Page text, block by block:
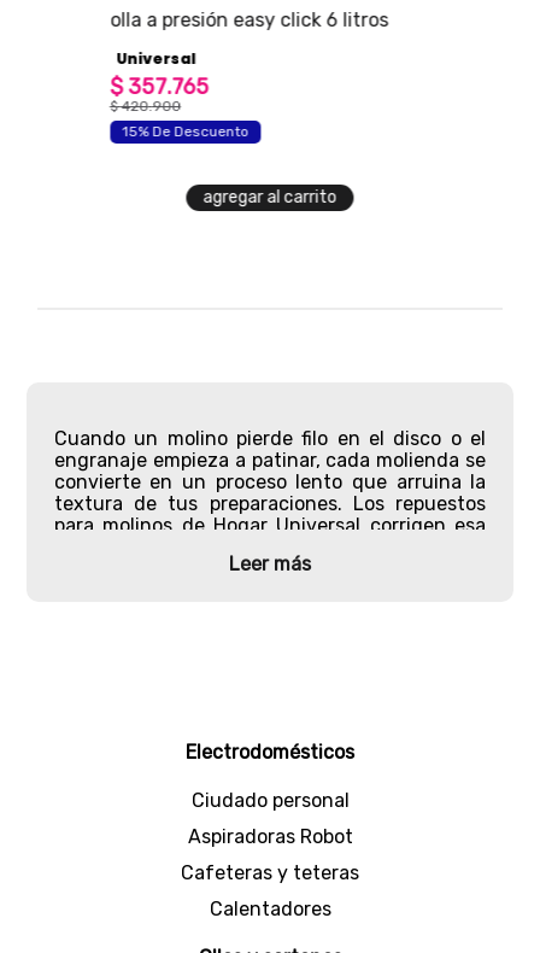
olla a presión easy click 6 litros
Universal
$357.765
$ 420.900
15% De Descuento
agregar al carrito
Cuando un molino pierde filo en el disco o el
engranaje empieza a patinar, cada molienda se
convierte en un proceso lento que arruina la
textura de tus preparaciones. Los repuestos
para molinos de Hogar Universal corrigen esa
hierro que encajan con precisión milimétrica en
Universal. El hierro fundido con el que se
producen soporta la presión mecánica de moler
densos, manteniendo su integridad durante
años de uso constante.
Los componentes están diseñado para calzar
directamente en los molinos manuales de
Universal, lo que evita holguras, vibraciones o
Leer más
Electrodomésticos
Ciudado personal
Aspiradoras Robot
Cafeteras y teteras
Calentadores